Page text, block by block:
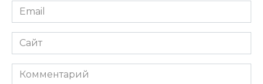
Email
*
Сайт
Комментарий